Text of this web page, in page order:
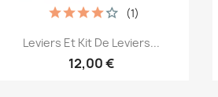
Aperçu rapide
Leviers Et Kit De Leviers...
12,00 €
(1)